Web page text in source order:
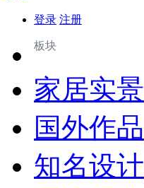
登录 注册
板块
家居实景
国外作品
知名设计